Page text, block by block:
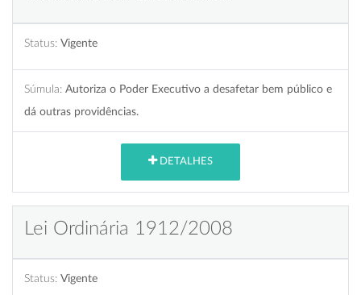
Status: Vigente
Súmula: Autoriza o Poder Executivo a desafetar bem público e
dá outras providências.
DETALHES
Lei Ordinária 1912/2008
Status: Vigente